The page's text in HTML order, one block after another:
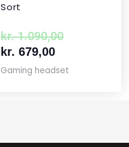
Sort
kr.1.090,00
kr. 679,00
Gaming headset